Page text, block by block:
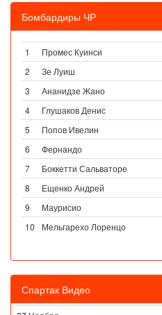
Бомбардиры ЧР
1 Промес Куинси
2
Зе Луиш
3
Ананидзе Жано
4
Глушаков Денис
5
Попов Ивелин
6
Фернандо
7
Боккетти Сальваторе
8
Ещенко Андрей
9
Маурисио
10
Мельгарехо Лоренцо
Спартак Видео